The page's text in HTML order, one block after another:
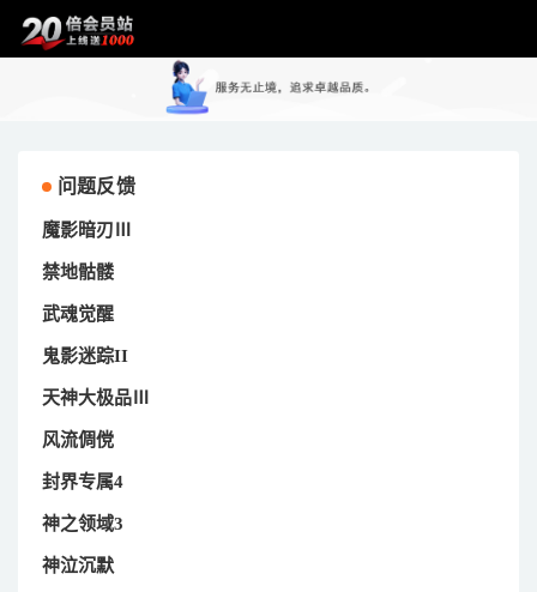
问题反馈
魔影暗刃Ⅲ
禁地骷髅
武魂觉醒
鬼影迷踪II
天神大极品Ⅲ
风流倜傥
封界专属4
神之领域3
神泣沉默